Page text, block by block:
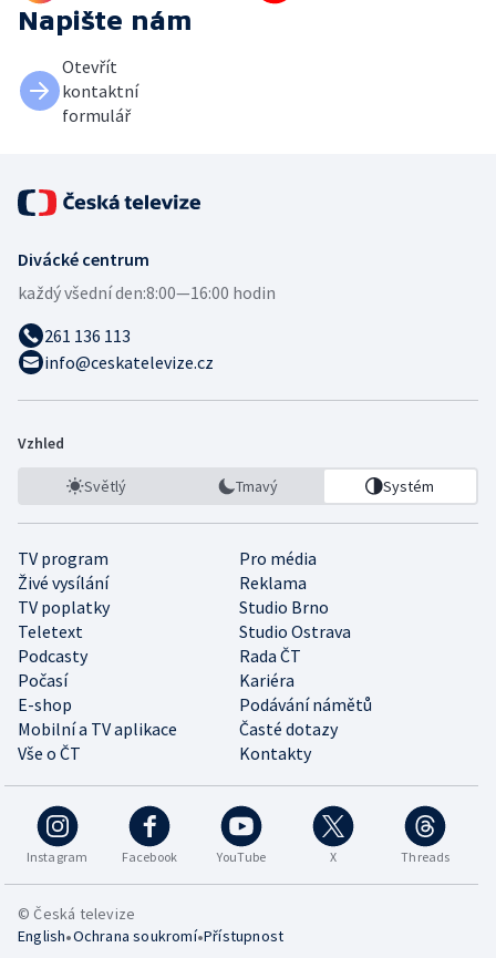
Napište nám
Otevřít
kontaktní
formulář
Divácké centrum
každý všední den:8:00—16:00 hodin
261 136 113
info@ceskatelevize.cz
Vzhled
Světlý Tmavý Systém
TV program
Pro média
Živé vysílání
Reklama
TV poplatky
Studio Brno
Teletext
Studio Ostrava
Podcasty
Rada ČT
Počasí
Kariéra
E-shop
Podávání námětů
Mobilní a TV aplikace
Časté dotazy
Vše o ČT
Kontakty
Instagram Facebook YouTube X Threads
© Česká televize
English•Ochrana soukromí•Přístupnost